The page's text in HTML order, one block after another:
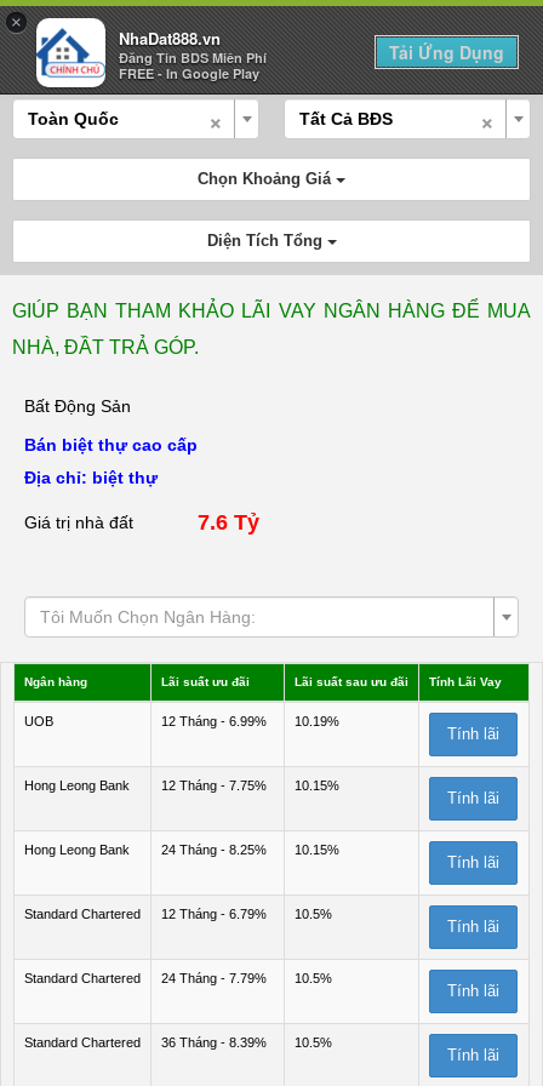
Mua Bán Cho Thuê Tính Lãi Đăng Tin
×
Toàn Quốc ×
Tất Cả BĐS
Chọn Khoảng Giá
Diện Tích Tổng
GIÚP BẠN THAM KHẢO LÃI VAY NGÂN HÀNG ĐỂ MUA
NHÀ, ĐẦT TRẢ GÓP.
Bất Động Sản
Bán biệt thự cao cấp
Địa chỉ: biệt thự
Giá trị nhà đất 7.6 Tỷ
Tôi Muốn Chọn Ngân Hàng:
Ngân hàng Lãi suất ưu đãi Lãi suất sau ưu đãi Tính Lãi Vay
UOB 12 Tháng - 6.99% 10.19%
Tính lãi
Hong Leong Bank 12 Tháng - 7.75% 10.15%
Tính lãi
Hong Leong Bank 24 Tháng - 8.25% 10.15%
Tính lãi
Standard Chartered 12 Tháng - 6.79% 10.5%
Tính lãi
Standard Chartered 24 Tháng - 7.79% 10.5%
Tính lãi
Standard Chartered 36 Tháng - 8.39% 10.5%
Tính lãi
×
NhaDat888.vn
Đăng Tin BDS Miên Phí
FREE - In Google Play
Tải Ứng Dụng